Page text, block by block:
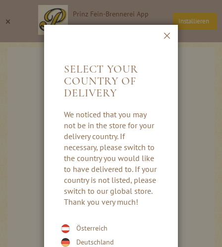
× Prinz Fein-Brennerei App
Installieren
Inhalt
Suche
SELECT YOUR
COUNTRY OF
DELIVERY
We noticed that you may
not be in the store for your
delivery country. If
necessary, please switch to
the country you would like
to have delivered to. If your
country is not listed, please
switch to our global store.
Thank you very much!
Österreich
Deutschland